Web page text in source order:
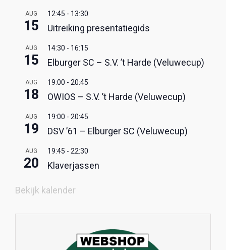
AUG
15
12:45 - 13:30
Uitreiking presentatiegids
AUG
15
14:30 - 16:15
Elburger SC – S.V. ’t Harde (Veluwecup)
AUG
18
19:00 - 20:45
OWIOS – S.V. ’t Harde (Veluwecup)
AUG
19
19:00 - 20:45
DSV ’61 – Elburger SC (Veluwecup)
AUG
20
19:45 - 22:30
Klaverjassen
Bekijk kalender